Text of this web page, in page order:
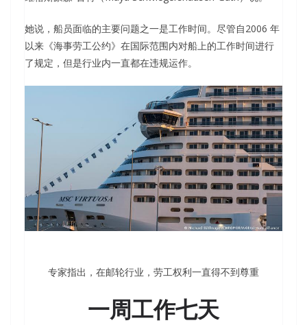
她说，船员面临的主要问题之一是工作时间。尽管自2006 年
以来《海事劳工公约》在国际范围内对船上的工作时间进行
了规定，但是行业内一直都在违规运作。
专家指出，在邮轮行业，劳工权利一直得不到尊重
一周工作七天